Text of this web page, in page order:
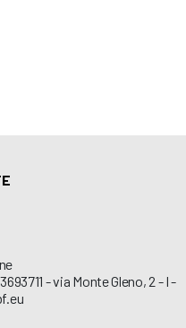
- via Monte Gleno, 2 - I -